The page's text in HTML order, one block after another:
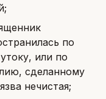
по
или по
сделанному
нечистая;